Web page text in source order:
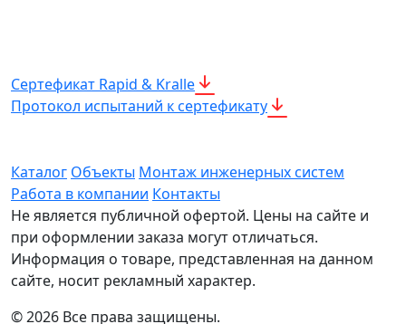
Сертeфикат Rapid & Kralle
Протокол испытаний к сертефикату
Каталог Объекты Монтаж инженерных систем
Работа в компании Контакты
Не является публичной офертой. Цены на сайте и
при оформлении заказа могут отличаться.
Информация о товаре, представленная на данном
сайте, носит рекламный характер.
© 2026 Все права защищены.